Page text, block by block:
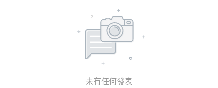
未有任何發表